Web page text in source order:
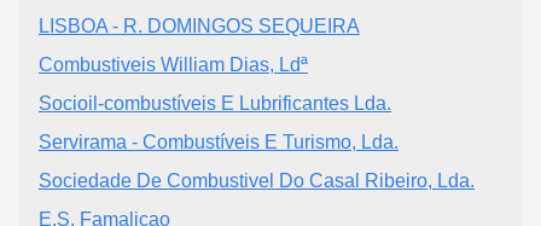
LISBOA - R. DOMINGOS SEQUEIRA
Combustiveis William Dias, Ldª
Socioil-combustíveis E Lubrificantes Lda.
Servirama - Combustíveis E Turismo, Lda.
Sociedade De Combustivel Do Casal Ribeiro, Lda.
E.S. Famalicao